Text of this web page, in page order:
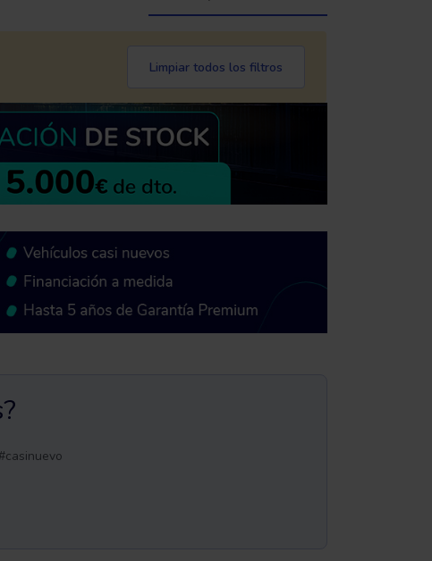
Limpiar todos los filtros